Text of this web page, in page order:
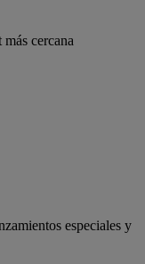
cercana
especiales y